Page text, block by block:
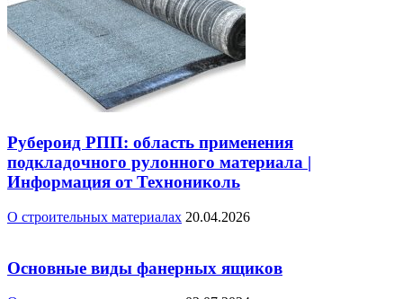
Рубероид РПП: область применения
подкладочного рулонного материала |
Информация от Технониколь
О строительных материалах 20.04.2026
Основные виды фанерных ящиков